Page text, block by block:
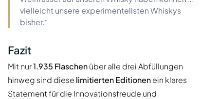
vielleicht unsere experimentellsten Whiskys
bisher.“
Fazit
Mit nur1.935 Flaschenüber alle drei Abfüllungen
hinweg sind diese limitierten Editionenein klares
Statement für die Innovationsfreude und